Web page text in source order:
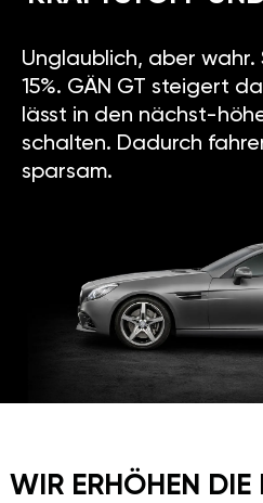
Unglaublich, aber wahr.
15%. GÄN GT steigert
lässt in den nächst-
schalten. Dadurch
sparsam.
WIR ERHÖHEN DIE